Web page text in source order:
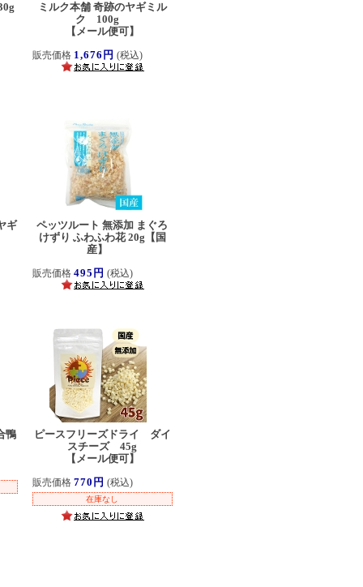
ミルク本舗 奇跡のヤギミル
ク 100g
【メール便可】
販売価格 1,676円 (税込)
ギ
ペッツルート 無添加 まぐろ
けずり ふわふわ花 20g【国
産】
販売価格 495円 (税込)
鴨
ピースフリーズドライ ダイ
スチーズ 45g
【メール便可】
販売価格 770円 (税込)
在庫なし